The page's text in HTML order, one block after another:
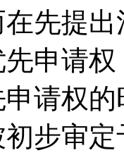
先提
申请
请权
步审